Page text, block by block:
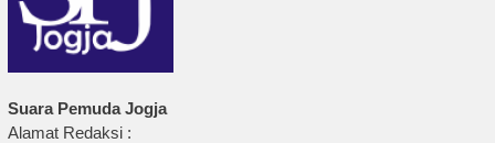
Suara Pemuda Jogja
Alamat Redaksi :